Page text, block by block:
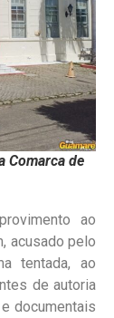
Comarca de
ao
acusado pelo
tentada, ao
de autoria
documentais